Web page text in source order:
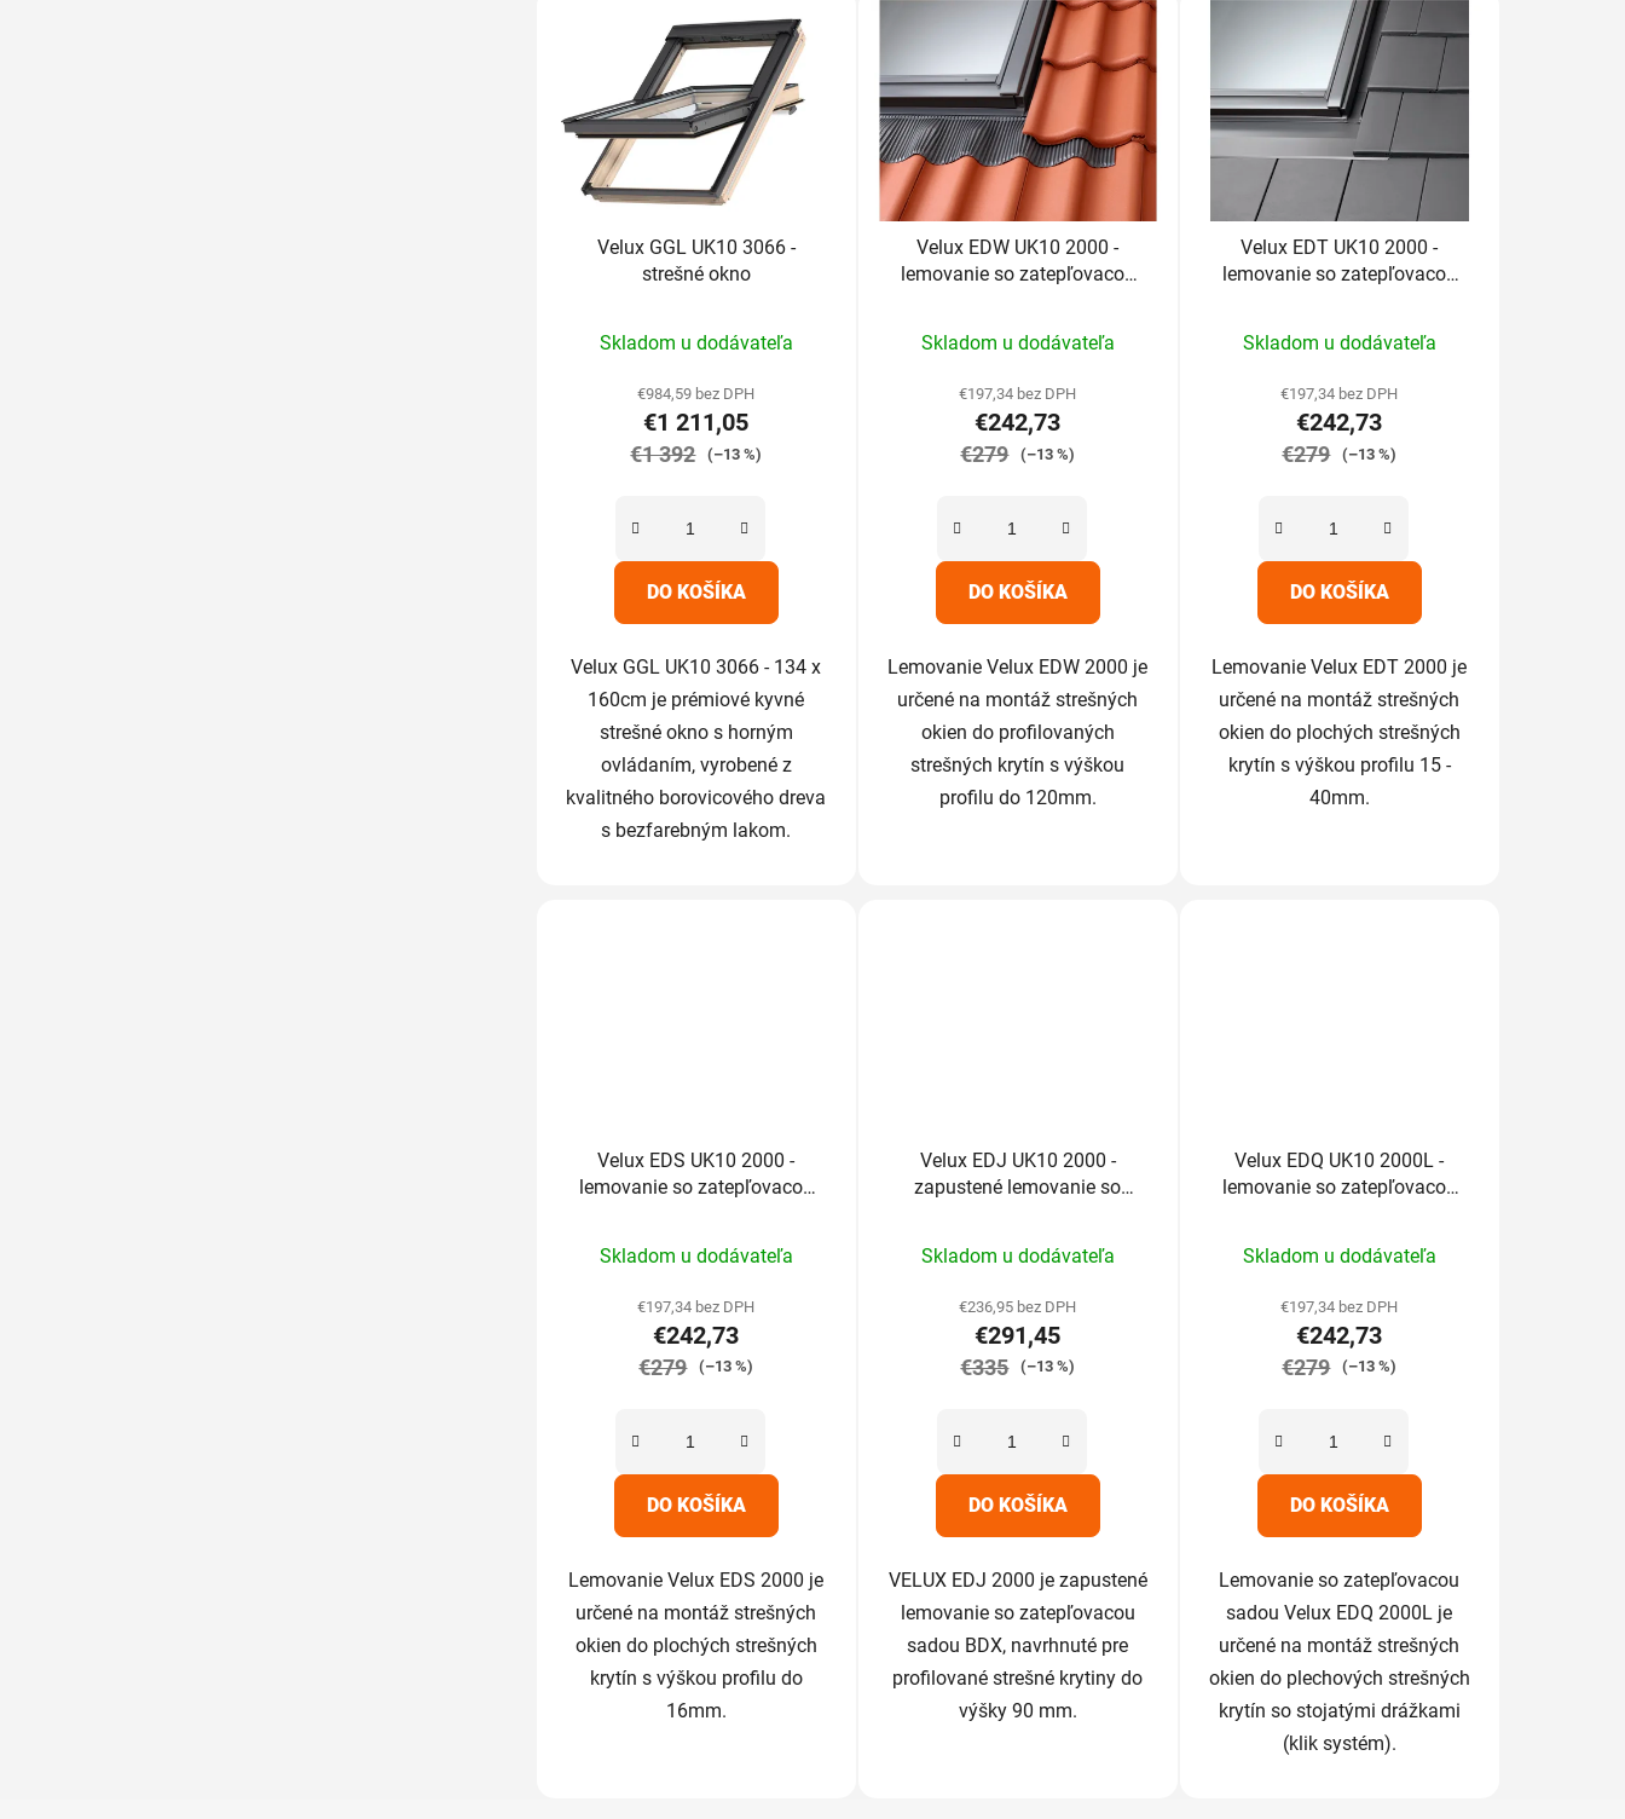
Velux GGL UK10 3066 -
strešné okno
hodnotenie
produktu
je
5,0
Skladom u dodávateľa
€984,59 bez DPH
€1 211,05
€1 392 (–13 %)
DO KOŠÍKA
Velux GGL UK10 3066 - 134 x
160cm je prémiové kyvné
strešné okno s horným
ovládaním, vyrobené z
kvalitného borovicového dreva
s bezfarebným lakom.
Velux EDW UK10 2000 -
lemovanie so zatepľovacou
hodnotenie
produktu
je
5,0
Skladom u dodávateľa
€197,34 bez DPH
€242,73
€279 (–13 %)
DO KOŠÍKA
Lemovanie Velux EDW 2000 je
určené na montáž strešných
okien do profilovaných
strešných krytín s výškou
profilu do 120mm.
Velux EDT UK10 2000 -
lemovanie so zatepľovacou
hodnotenie
produktu
je
5,0
Skladom u dodávateľa
€197,34 bez DPH
€242,73
€279 (–13 %)
DO KOŠÍKA
Lemovanie Velux EDT 2000 je
určené na montáž strešných
okien do plochých strešných
krytín s výškou profilu 15 -
40mm.
Velux EDS UK10 2000 -
lemovanie so zatepľovacou
hodnotenie
produktu
je
5,0
Skladom u dodávateľa
€197,34 bez DPH
€242,73
€279 (–13 %)
DO KOŠÍKA
Lemovanie Velux EDS 2000 je
určené na montáž strešných
okien do plochých strešných
krytín s výškou profilu do
16mm.
Velux EDJ UK10 2000 -
zapustené lemovanie so
hodnotenie
produktu
je
5,0
Skladom u dodávateľa
€236,95 bez DPH
€291,45
€335 (–13 %)
DO KOŠÍKA
VELUX EDJ 2000 je zapustené
lemovanie so zatepľovacou
sadou BDX, navrhnuté pre
profilované strešné krytiny do
výšky 90 mm.
Velux EDQ UK10 2000L -
lemovanie so zatepľovacou
Skladom u dodávateľa
€197,34 bez DPH
€242,73
€279 (–13 %)
DO KOŠÍKA
Lemovanie so zatepľovacou
sadou Velux EDQ 2000L je
určené na montáž strešných
okien do plechových strešných
krytín so stojatými drážkami
(klik systém).